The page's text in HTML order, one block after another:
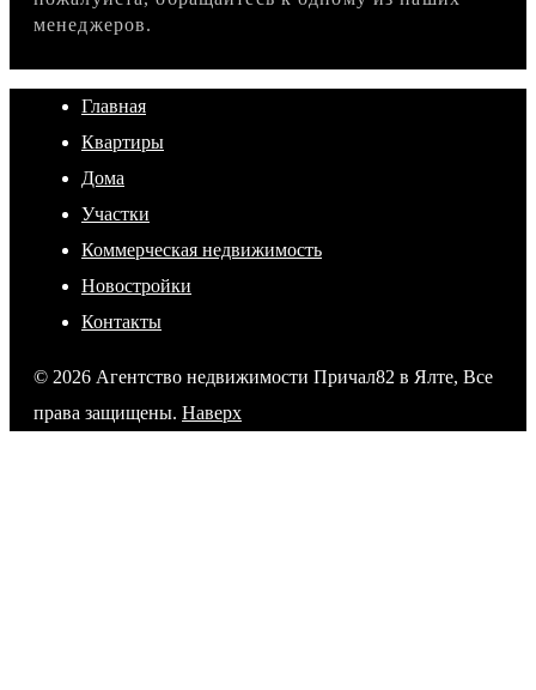
менеджеров.
Главная
Квартиры
Дома
Участки
Коммерческая недвижимость
Новостройки
Контакты
© 2026 Агентство недвижимости Причал82 в Ялте, Все
права защищены. Наверх